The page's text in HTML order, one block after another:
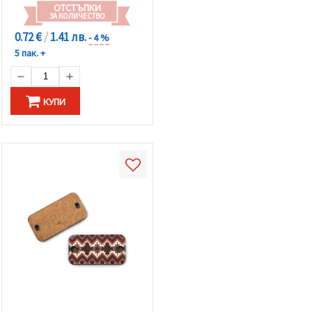
ОТСТЪПКИ
ЗА КОЛИЧЕСТВО
0.72 €/1.41 лв.- 4 %
5 пак. +
КУПИ